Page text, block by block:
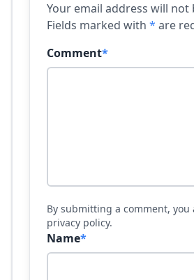
Your email address will not
Fields marked with * are
Comment*
By submitting a comment, you
privacy policy.
Name*